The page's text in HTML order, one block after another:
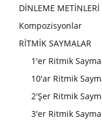
DİNLEME METİNLERİ
Kompozisyonlar
RİTMİK SAYMALAR
1'er Ritmik Sayma
10'ar Ritmik
2'Şer Ritmik
3'er Ritmik Sayma